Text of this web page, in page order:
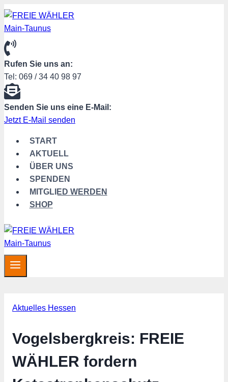
Zum
Rufen Sie uns an:
Tel: 069 / 34 40 98 97
Senden Sie uns eine E-Mail:
Jetzt E-Mail senden
START
AKTUELL
ÜBER UNS
SPENDEN
MITGLIED WERDEN
SHOP
Aktuelles Hessen
Vogelsbergkreis: FREIE
WÄHLER fordern